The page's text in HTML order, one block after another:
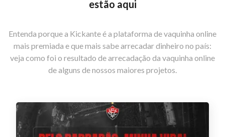
estão aqui
Entenda porque a Kickante é a plataforma de vaquinha online
mais premiada e que mais sabe arrecadar dinheiro no país:
veja como foi o resultado de arrecadação da vaquinha online
de alguns de nossos maiores projetos.